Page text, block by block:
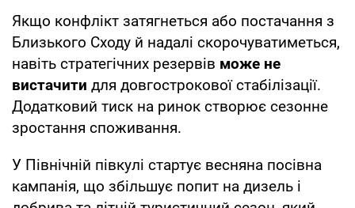
Якщо конфлікт затягнеться або постачання з
Близького Сходу й надалі скорочуватиметься,
навіть стратегічних резервів може не
вистачити для довгострокової стабілізації.
Додатковий тиск на ринок створює сезонне
зростання споживання.
У Північній півкулі стартує весняна посівна
кампанія, що збільшує попит на дизель і